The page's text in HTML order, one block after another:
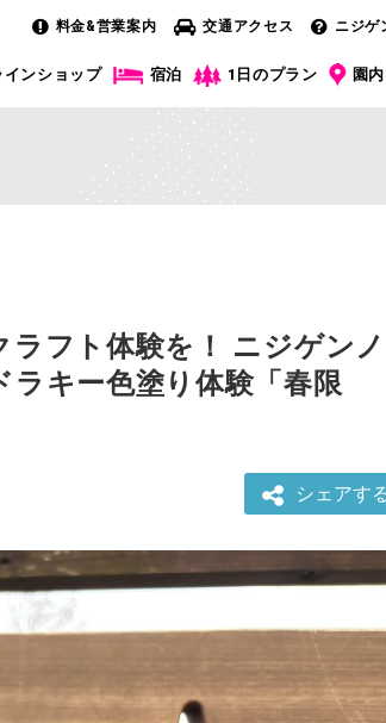
料金&営業案内 交通アクセス ニジゲ
インショップ 宿泊 1日のプラン 園
ラフト体験を！ ニジゲンノ
キー色塗り体験「春限
シェアす